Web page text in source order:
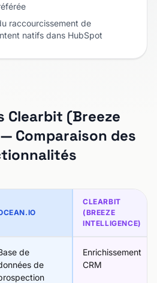
raccourcissement de
natifs dans HubSpot
Clearbit (Breeze
Comparaison des
CLEARBIT
(BREEZE
INTELLIGENCE)
de
de
Enrichissement
CRM